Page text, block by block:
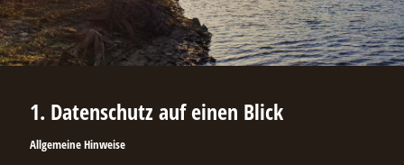
1. Datenschutz auf einen Blick
Allgemeine Hinweise